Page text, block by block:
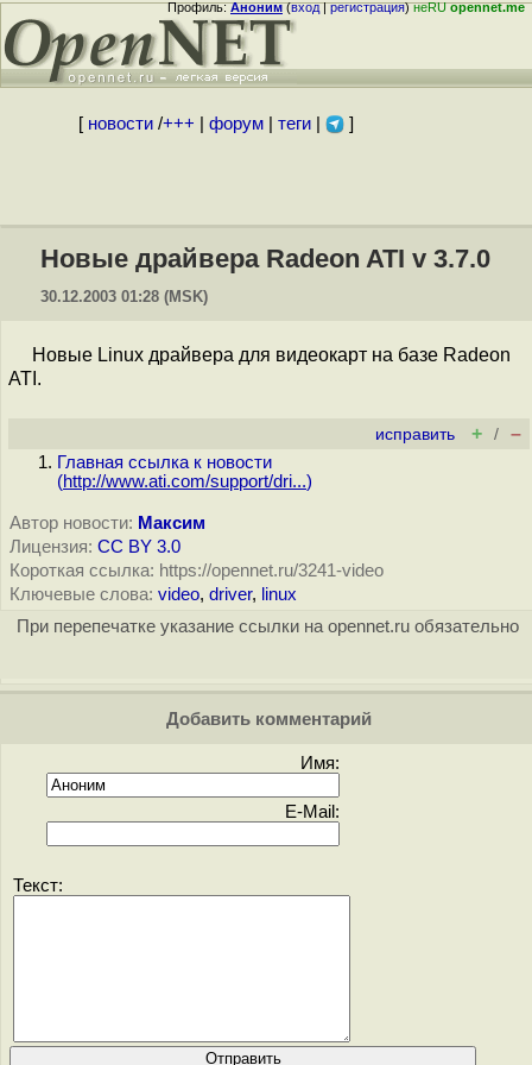
Профиль:Аноним(вход|регистрация)неRUopennet.me
[ новости/+++ форум| теги| ]
Новые драйвера Radeon ATI v 3.7.0
30.12.2003 01:28 (MSK)
Новые Linux драйвера для видеокарт на базе Radeon
ATI.
исправить + / –
Главная ссылка к новости
(http://www.ati.com/support/dri...)
Автор новости: Максим
Лицензия: CC BY 3.0
Короткая ссылка: https://opennet.ru/3241-video
Ключевые слова: video, driver, linux
При перепечатке указание ссылки на opennet.ru обязательно
Добавить комментарий
Имя:
E-Mail:
Текст: